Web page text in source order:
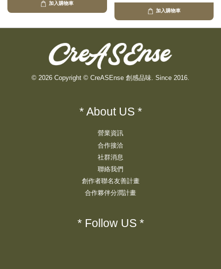
加入購物車
加入購物車
© 2026 Copyright © CreASEnse 創感品味. Since 2016.
* About US *
營業資訊
合作接洽
社群消息
聯絡我們
創作者聯名友善計畫
合作夥伴分潤計畫
* Follow US *